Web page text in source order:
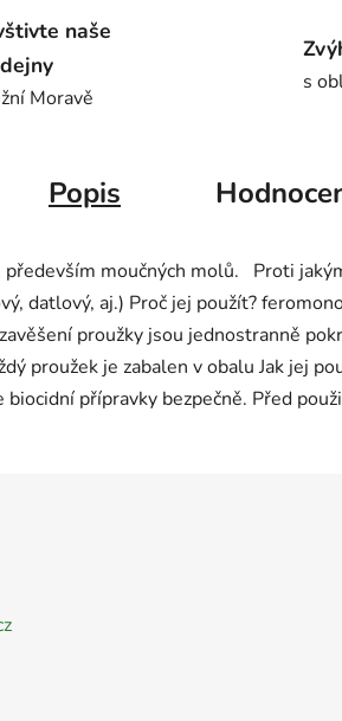
naše
Moravě
s
Popis
moučných molů. Proti
datlový, aj.) Proč jej použít?
proužky jsou jednostranně
proužek je zabalen v obalu Jak jej
přípravky bezpečně. Před